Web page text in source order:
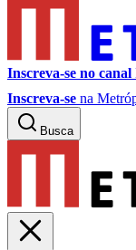
Inscreva-se no canal
Inscreva-se na
Busca